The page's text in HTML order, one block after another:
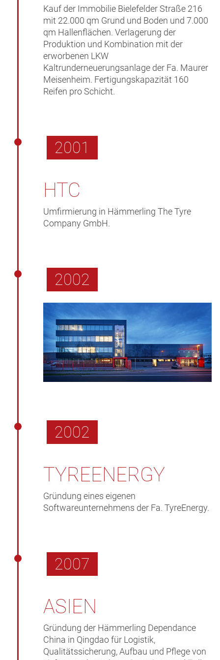
Kauf der Immobilie Bielefelder Straße 216
mit 22.000 qm Grund und Boden und 7.000
qm Hallenflächen. Verlagerung der
Produktion und Kombination mit der
erworbenen LKW
Kaltrunderneuerungsanlage der Fa. Maurer
Meisenheim. Fertigungskapazität 160
Reifen pro Schicht.
HTC
2001
Umfirmierung in Hämmerling The Tyre
Company GmbH.
2002
TYREENERGY
2002
Gründung eines eigenen
Softwareunternehmens der Fa. TyreEnergy.
ASIEN
2007
Gründung der Hämmerling Dependance
China in Qingdao für Logistik,
Qualitätssicherung, Aufbau und Pflege von